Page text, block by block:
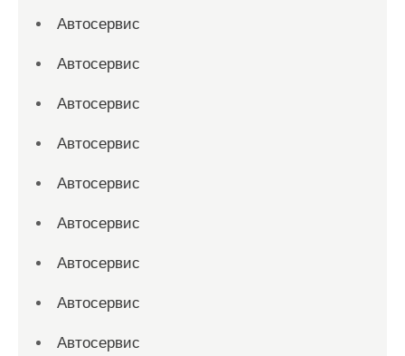
Автосервис
Автосервис
Автосервис
Автосервис
Автосервис
Автосервис
Автосервис
Автосервис
Автосервис